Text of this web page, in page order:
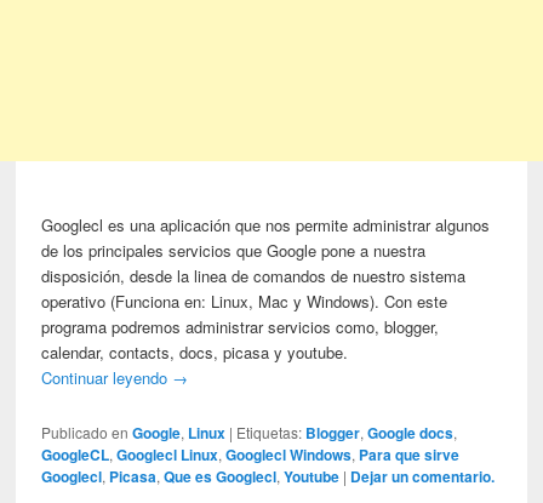
Googlecl es una aplicación que nos permite administrar algunos
de los principales servicios que Google pone a nuestra
disposición, desde la linea de comandos de nuestro sistema
operativo (Funciona en: Linux, Mac y Windows). Con este
programa podremos administrar servicios como, blogger,
calendar, contacts, docs, picasa y youtube.
Continuar leyendo →
Publicado en Google, Linux | Etiquetas: Blogger,Google docs,
GoogleCL,Googlecl Linux,Googlecl Windows, Para que sirve
Googlecl, Picasa,Que es Googlecl,Youtube | Dejar un comentario.